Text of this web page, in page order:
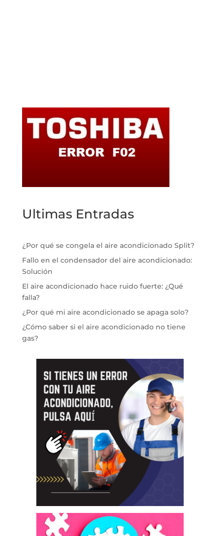
Ultimas Entradas
¿Por qué se congela el aire acondicionado Split?
Fallo en el condensador del aire acondicionado:
Solución
El aire acondicionado hace ruido fuerte: ¿Qué
falla?
¿Por qué mi aire acondicionado se apaga solo?
¿Cómo saber si el aire acondicionado no tiene
gas?